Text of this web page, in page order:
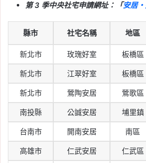
第 3 季中央社宅申請網址：「安居
縣市 社宅名稱 地區
新北市 玫瑰好室 板橋區
新北市 江翠好室 板橋區
新北市 鶯陶安居 鶯歌區
南投縣 公誠安居 埔里鎮
台南市 開南安居 南區
高雄市 仁武安居 仁武區